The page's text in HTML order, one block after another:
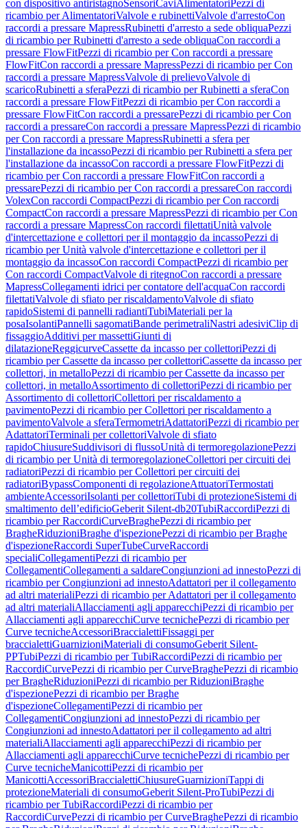
con dispositivo antiristagnoSensoriCaviAlimentatori Pezzi di
ricambio per AlimentatoriValvole e rubinettiValvole d'arrestoCon
raccordi a pressare MapressRubinetti d'arresto a sede obliquaPezzi
di ricambio per Rubinetti d'arresto a sede obliquaCon raccordi a
pressare FlowFitPezzi di ricambio per Con raccordi a pressare
FlowFitCon raccordi a pressare MapressPezzi di ricambio per Con
raccordi a pressare MapressValvole di prelievoValvole di
scaricoRubinetti a sferaPezzi di ricambio per Rubinetti a sferaCon
raccordi a pressare FlowFitPezzi di ricambio per Con raccordi a
pressare FlowFitCon raccordi a pressarePezzi di ricambio per Con
raccordi a pressareCon raccordi a pressare MapressPezzi di ricambio
per Con raccordi a pressare MapressRubinetti a sfera per
l'installazione da incassoPezzi di ricambio per Rubinetti a sfera per
l'installazione da incassoCon raccordi a pressare FlowFitPezzi di
ricambio per Con raccordi a pressare FlowFitCon raccordi a
pressarePezzi di ricambio per Con raccordi a pressareCon raccordi
VolexCon raccordi CompactPezzi di ricambio per Con raccordi
CompactCon raccordi a pressare MapressPezzi di ricambio per Con
raccordi a pressare MapressCon raccordi filettatiUnità valvole
d'intercettazione e collettori per il montaggio da incassoPezzi di
ricambio per Unità valvole d'intercettazione e collettori per il
montaggio da incassoCon raccordi CompactPezzi di ricambio per
Con raccordi CompactValvole di ritegnoCon raccordi a pressare
MapressCollegamenti idrici per contatore dell'acquaCon raccordi
filettatiValvole di sfiato per riscaldamentoValvole di sfiato
rapidoSistemi di pannelli radiantiTubiMateriali per la
posaIsolantiPannelli sagomatiBande perimetraliNastri adesiviClip di
fissaggioAdditivi per massettiGiunti di
dilatazioneReggicurveCassette da incasso per collettoriPezzi di
ricambio per Cassette da incasso per collettoriCassette da incasso per
collettori, in metalloPezzi di ricambio per Cassette da incasso per
collettori, in metalloAssortimento di collettoriPezzi di ricambio per
Assortimento di collettoriCollettori per riscaldamento a
pavimentoPezzi di ricambio per Collettori per riscaldamento a
pavimentoValvole a sferaTermometriAdattatoriPezzi di ricambio per
AdattatoriTerminali per collettoriValvole di sfiato
rapidoChiusureSuddivisori di flussoUnità di termoregolazionePezzi
di ricambio per Unità di termoregolazioneCollettori per circuiti dei
radiatoriPezzi di ricambio per Collettori per circuiti dei
radiatoriBypassComponenti di regolazioneAttuatoriTermostati
ambienteAccessoriIsolanti per collettoriTubi di protezioneSistemi di
smaltimento dell’edificioGeberit Silent-db20TubiRaccordiPezzi di
ricambio per RaccordiCurveBraghePezzi di ricambio per
BragheRiduzioniBraghe d'ispezionePezzi di ricambio per Braghe
d'ispezioneRaccordi SuperTubeCurveRaccordi
specialiCollegamentiPezzi di ricambio per
CollegamentiCollegamenti a saldareCongiunzioni ad innestoPezzi di
ricambio per Congiunzioni ad innestoAdattatori per il collegamento
ad altri materialiPezzi di ricambio per Adattatori per il collegamento
ad altri materialiAllacciamenti agli apparecchiPezzi di ricambio per
Allacciamenti agli apparecchiCurve tecnichePezzi di ricambio per
Curve tecnicheAccessoriBraccialettiFissaggi per
braccialettiGuarnizioniMateriali di consumoGeberit Silent-
PPTubiPezzi di ricambio per TubiRaccordiPezzi di ricambio per
RaccordiCurvePezzi di ricambio per CurveBraghePezzi di ricambio
per BragheRiduzioniPezzi di ricambio per RiduzioniBraghe
d'ispezionePezzi di ricambio per Braghe
d'ispezioneCollegamentiPezzi di ricambio per
CollegamentiCongiunzioni ad innestoPezzi di ricambio per
Congiunzioni ad innestoAdattatori per il collegamento ad altri
materialiAllacciamenti agli apparecchiPezzi di ricambio per
Allacciamenti agli apparecchiCurve tecnichePezzi di ricambio per
Curve tecnicheManicottiPezzi di ricambio per
ManicottiAccessoriBraccialettiChiusureGuarnizioniTappi di
protezioneMateriali di consumoGeberit Silent-ProTubiPezzi di
ricambio per TubiRaccordiPezzi di ricambio per
RaccordiCurvePezzi di ricambio per CurveBraghePezzi di ricambio